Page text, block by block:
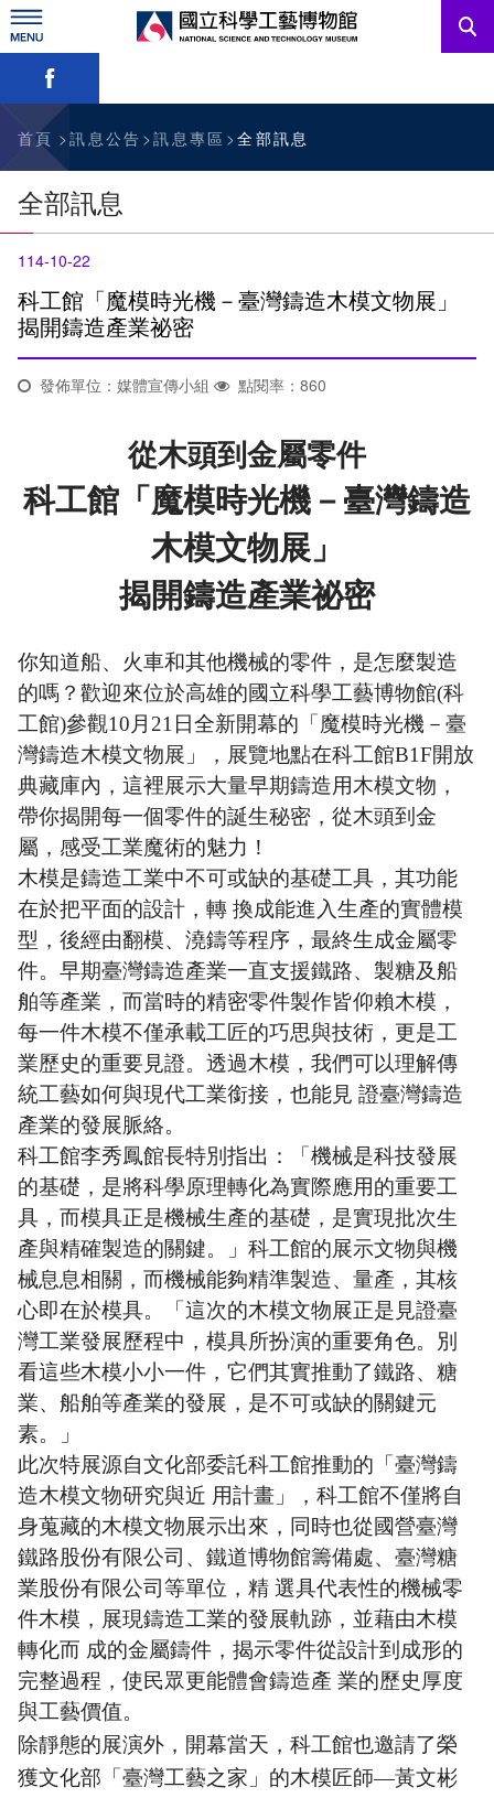
跳
到
主
要
訊息公告
參觀資訊
教育資源
網站服務
關於我們
English
略過字型切換，社群分享工具列
首頁 訊息公告 訊息專區 全部訊息
全部訊息
114-10-22
科工館「魔模時光機－臺灣鑄造木模文物展」
揭開鑄造產業祕密
發佈單位：媒體宣傳小組 點閱率：860
從木頭到金屬零件
科工館「魔模時光機－臺灣鑄造
木模文物展」
揭開鑄造產業祕密
你知道船、火車和其他機械的零件，是怎麼製造
的嗎？歡迎來位於高雄的國立科學工藝博物館(科
工館)參觀10月21日全新開幕的「魔模時光機－臺
灣鑄造木模文物展」，展覽地點在科工館B1F開放
典藏庫內，這裡展示大量早期鑄造用木模文物，
帶你揭開每一個零件的誕生秘密，從木頭到金
屬，感受工業魔術的魅力！
木模是鑄造工業中不可或缺的基礎工具，其功能
在於把平面的設計，轉 換成能進入生產的實體模
型，後經由翻模、澆鑄等程序，最終生成金屬零
件。早期臺灣鑄造產業一直支援鐵路、製糖及船
舶等產業，而當時的精密零件製作皆仰賴木模，
每一件木模不僅承載工匠的巧思與技術，更是工
業歷史的重要見證。透過木模，我們可以理解傳
統工藝如何與現代工業銜接，也能見 證臺灣鑄造
產業的發展脈絡。
科工館李秀鳳館長特別指出：「機械是科技發展
的基礎，是將科學原理轉化為實際應用的重要工
具，而模具正是機械生產的基礎，是實現批次生
產與精確製造的關鍵。」科工館的展示文物與機
械息息相關，而機械能夠精準製造、量產，其核
心即在於模具。「這次的木模文物展正是見證臺
灣工業發展歷程中，模具所扮演的重要角色。別
看這些木模小小一件，它們其實推動了鐵路、糖
業、船舶等產業的發展，是不可或缺的關鍵元
素。」
此次特展源自文化部委託科工館推動的「臺灣鑄
造木模文物研究與近 用計畫」，科工館不僅將自
身蒐藏的木模文物展示出來，同時也從國營臺灣
鐵路股份有限公司、鐵道博物館籌備處、臺灣糖
業股份有限公司等單位，精 選具代表性的機械零
件木模，展現鑄造工業的發展軌跡，並藉由木模
轉化而 成的金屬鑄件，揭示零件從設計到成形的
完整過程，使民眾更能體會鑄造產 業的歷史厚度
與工藝價值。
除靜態的展演外，開幕當天，科工館也邀請了榮
獲文化部「臺灣工藝之家」的木模匠師—黃文彬